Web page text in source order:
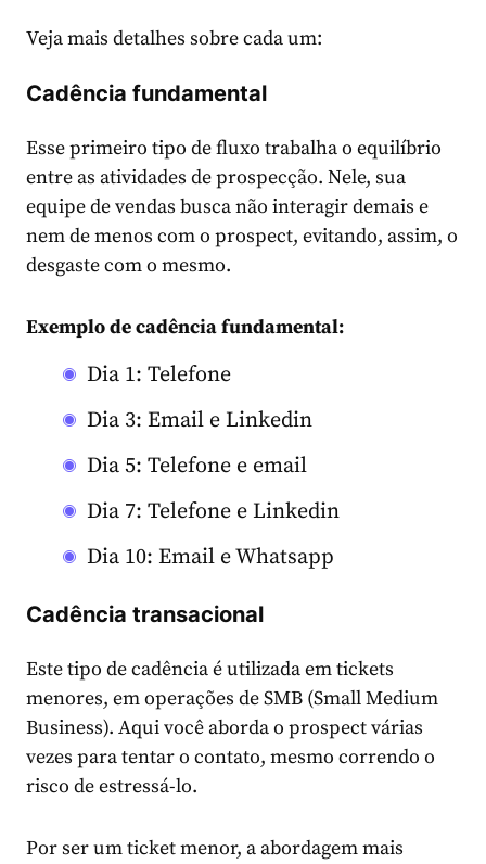
Veja mais detalhes sobre cada um:
Cadência fundamental
Esse primeiro tipo de fluxo trabalha o equilíbrio
entre as atividades de prospecção. Nele, sua
equipe de vendas busca não interagir demais e
nem de menos com o prospect, evitando, assim, o
desgaste com o mesmo.
Exemplo de cadência fundamental:
Dia 1: Telefone
Dia 3: Email e Linkedin
Dia 5: Telefone e email
Dia 7: Telefone e Linkedin
Dia 10: Email e Whatsapp
Cadência transacional
Este tipo de cadência é utilizada em tickets
menores, em operações de SMB (Small Medium
Business). Aqui você aborda o prospect várias
vezes para tentar o contato, mesmo correndo o
risco de estressá-lo.
Por ser um ticket menor, a abordagem mais